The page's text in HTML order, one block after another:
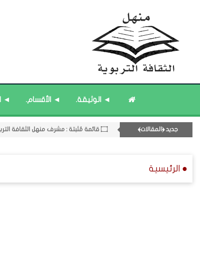
◄ الوثيقة. ◄ الأقسام. ◄
جديد ﴿المقالات﴾ ۝ قائمة مُثبتة : مشرف منهل الثقافة التربوية.
● الرئيسية